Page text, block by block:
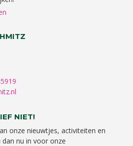
NIET!
onze nieuwtjes, activiteiten en
dan nu in voor onze